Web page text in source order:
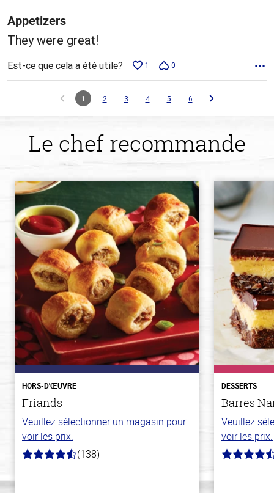
Appetizers
They were great!
Est-ce que cela a été utile? 1 0
1 2 3 4 5 6
Le chef recommande
HORS-D'ŒUVRE
Friands
Veuillez sélectionner un magasin pour
voir les prix.
4.3
(138)
DESSERTS
Barres
Veuillez
voir les prix.
4.4